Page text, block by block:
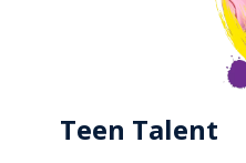
Teen Talent